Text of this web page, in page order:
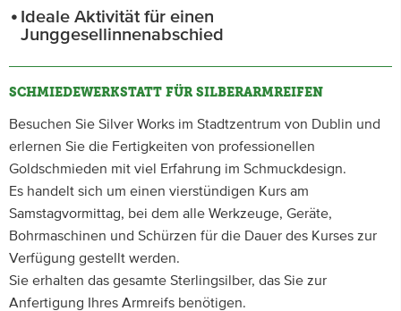
Ideale Aktivität für einen
Junggesellinnenabschied
SCHMIEDEWERKSTATT FÜR SILBERARMREIFEN
Besuchen Sie Silver Works im Stadtzentrum von Dublin und
erlernen Sie die Fertigkeiten von professionellen
Goldschmieden mit viel Erfahrung im Schmuckdesign.
Es handelt sich um einen vierstündigen Kurs am
Samstagvormittag, bei dem alle Werkzeuge, Geräte,
Bohrmaschinen und Schürzen für die Dauer des Kurses zur
Verfügung gestellt werden.
Sie erhalten das gesamte Sterlingsilber, das Sie zur
Anfertigung Ihres Armreifs benötigen.